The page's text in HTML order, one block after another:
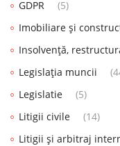
GDPR
(5)
Imobiliare și
Insolvență,
Legislația muncii
Legislatie
(5)
Litigii civile
(14)
Litigii și arbitraj